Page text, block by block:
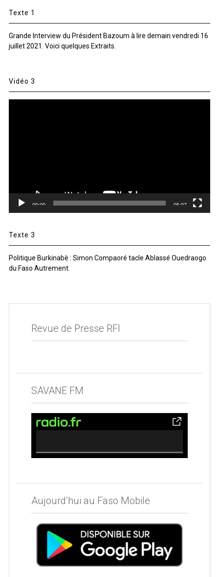
Texte 1
Grande Interview du Président Bazoum à lire demain vendredi 16
juillet 2021. Voici quelques Extraits.
Vidéo 3
00:00 05:07
Texte 3
Politique Burkinabè : Simon Compaoré tacle Ablassé Ouedraogo
du Faso Autrement.
Revue de Presse RFI
SAVANE FM
0% Complete
Aujourd’hui au Faso Mobile